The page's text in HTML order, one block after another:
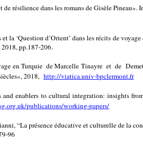
résilience dans les romans de Gisèle Pineau».
la ‘Question d’Orient’ dans les récits de voyage
pp.187-206.
en Turquie de Marcelle Tinayre et de
2018, http://viatica.univ-bpclermont.fr
enablers to cultural integration: insights
publications/working-papers/
“La présence éducative et culturelle de la
96